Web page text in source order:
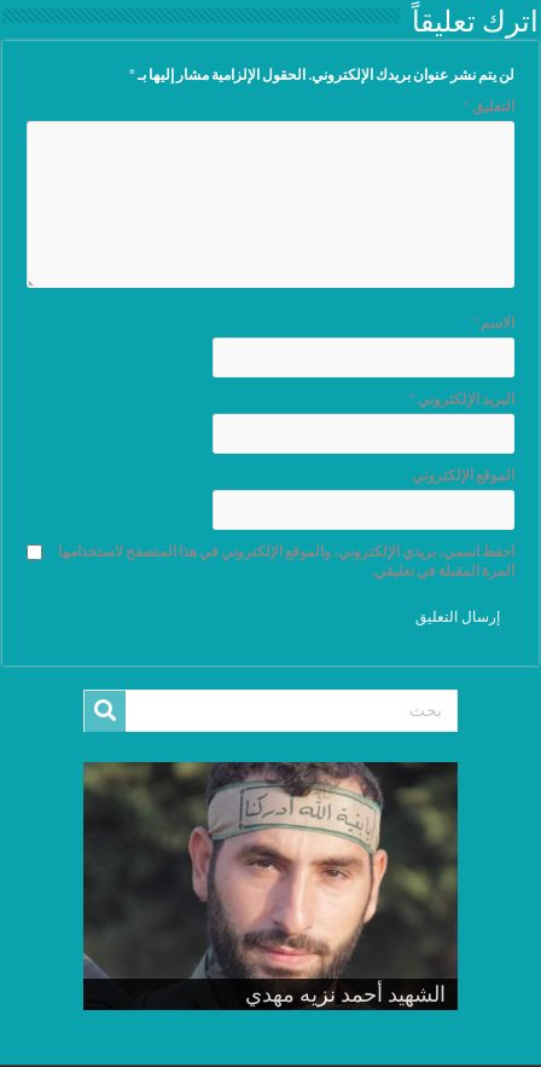
اترك تعليقاً
لن يتم نشر عنوان بريدك الإلكتروني. الحقول الإلزامية مشار إليها بـ*
التعليق*
الاسم*
البريد الإلكتروني*
الموقع الإلكتروني
احفظ اسمي، بريدي الإلكتروني، والموقع الإلكتروني في هذا المتصفح لاستخدامها
المرة المقبلة في تعليقي.
وأن الراحل اليك قريب المسافة
الشهيد أحمد نزيه مهدي
الشهيد فؤاد احمد بوحرب
الشهيد إسماعيل غسان أمهز
الشهيد محمد جميل حسن